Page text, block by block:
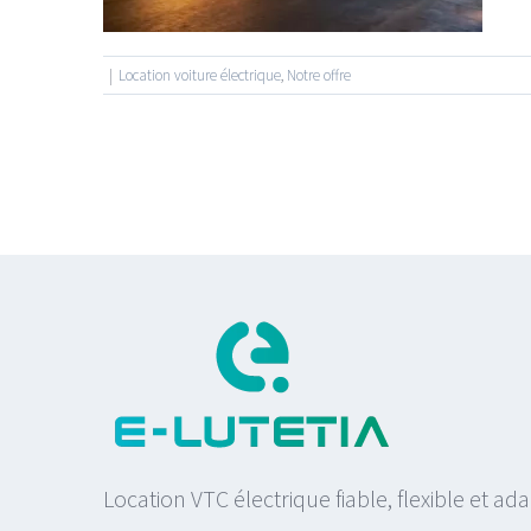
| Location voiture électrique, Notre offre
Location VTC électrique fiable, flexible et